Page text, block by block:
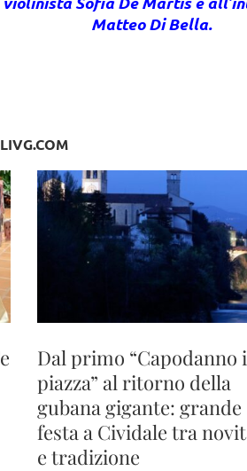
Matteo Di Bella.
Dal primo “Capodanno
piazza” al ritorno della
gubana gigante: grande
festa a Cividale tra
e tradizione